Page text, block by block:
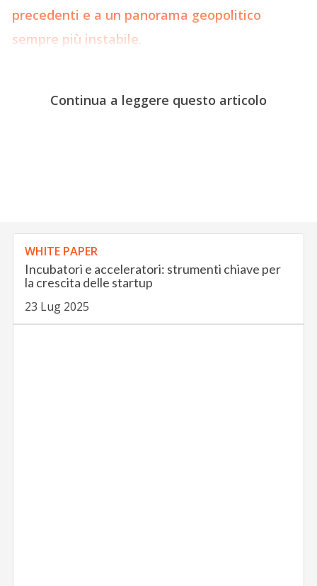
precedenti e a un panorama geopolitico
sempre più instabile.
Continua a leggere questo articolo
WHITE PAPER
Incubatori e acceleratori: strumenti chiave per
la crescita delle startup
23 Lug 2025